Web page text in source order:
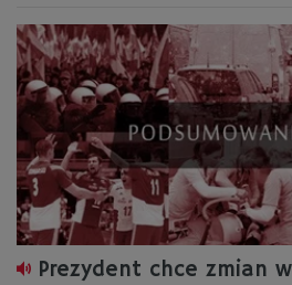
Prezydent chce zmian